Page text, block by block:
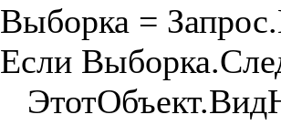
Выборка =
Если